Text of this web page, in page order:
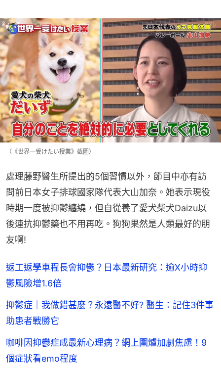
（《世界一受けたい授業》截圖）
處理藤野醫生所提出的5個習慣以外，節目中亦有訪
問前日本女子排球國家隊代表大山加奈。她表示現役
時期一度被抑鬱纏繞，但自從養了愛犬柴犬Daizu以
後連抗抑鬱藥也不用再吃。狗狗果然是人類最好的朋
友啊!
返工返學車程長會抑鬱？日本最新研究：逾X小時抑
鬱風險增1.6倍
抑鬱症｜我做錯甚麼？永遠醫不好? 醫生：記住3件事
助患者戰勝它
咖啡因抑鬱症成最新心理病？網上圍爐加劇焦慮！9
個症狀看emo程度